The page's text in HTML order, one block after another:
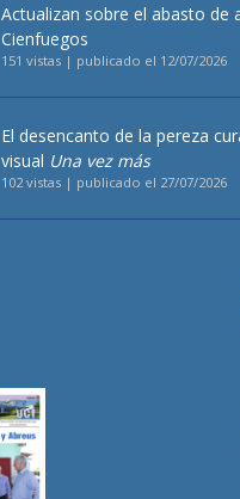
Actualizan sobre el abasto de
Cienfuegos
151 vistas | publicado el 12/07/2026
El desencanto de la pereza
visual Una vez más
102 vistas | publicado el 27/07/2026